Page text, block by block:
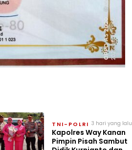
TNI-POLRI 3 hari yang lalu
Kapolres Way Kanan
Pimpin Pisah Sambut